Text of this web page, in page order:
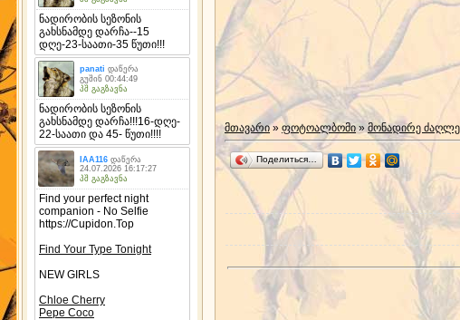
მთავარი» ფოტოალბომი» მონადირე
Поделиться…